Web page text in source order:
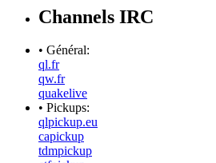
Channels IRC
• Général:
ql.fr
qw.fr
quakelive
• Pickups:
qlpickup.eu
capickup
tdmpickup